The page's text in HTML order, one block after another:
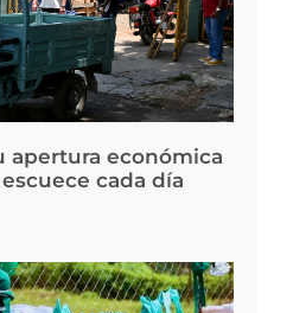
apertura económica
cada día